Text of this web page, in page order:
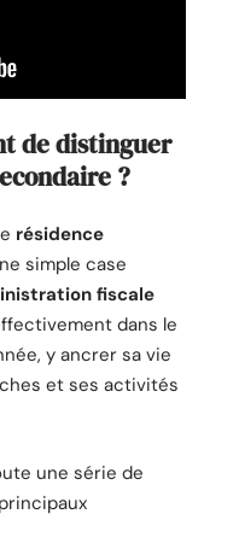
de distinguer
?
résidence
simple case
fiscale
dans le
y ancrer sa vie
et ses activités
une série de